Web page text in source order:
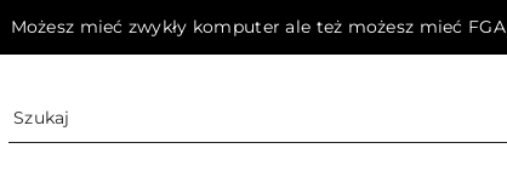
Możesz mieć zwykły komputer ale też możesz mieć